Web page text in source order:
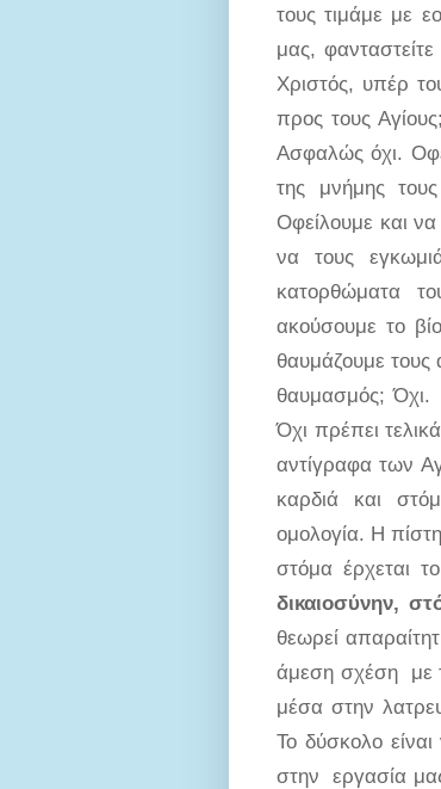
τους τιμάμε με
μας,
Χριστός, υπέρ
προς τους
Ασφαλώς όχι.
της μνήμης
Οφείλουμε και
να τους
κατορθώματα
ακούσουμε το
θαυμάζουμε τους
θαυμασμός; Όχι.
Όχι πρέπει
αντίγραφα των
καρδιά και
ομολογία. Η
στόμα έρχεται
δικαιοσύνην,
θεωρεί
άμεση σχέση με
μέσα στην
Το δύσκολο
στην εργασία